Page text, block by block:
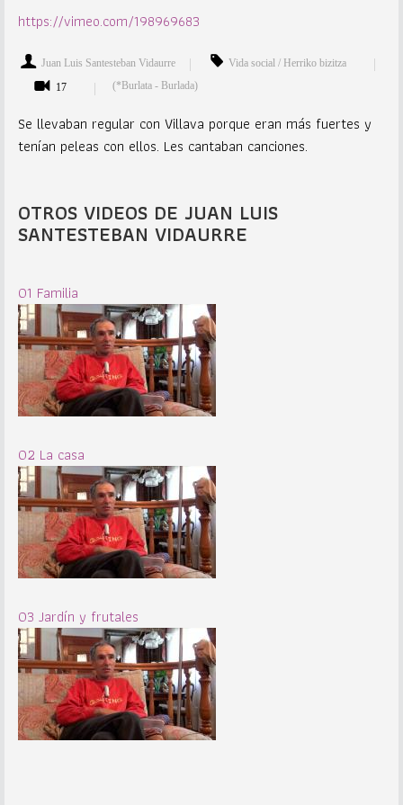
https://vimeo.com/198969683
Juan Luis Santesteban Vidaurre
Vida social / Herriko bizitza
17
(*Burlata - Burlada)
Se llevaban regular con Villava porque eran más fuertes y
tenían peleas con ellos. Les cantaban canciones.
OTROS VIDEOS DE JUAN LUIS
SANTESTEBAN VIDAURRE
01 Familia
02 La casa
03 Jardín y frutales